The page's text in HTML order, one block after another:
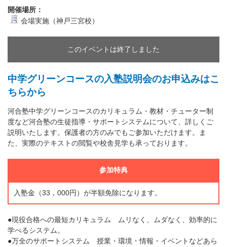
開催場所：
会場実施（神戸三宮校）
このイベントは終了しました
中学グリーンコースの入塾説明会のお申込みはこ
ちらから
河合塾中学グリーンコースのカリキュラム・教材・チューター制
度など河合塾の生徒指導・サポートシステムについて、詳しくご
説明いたします。保護者の方のみでもご参加いただけます。ま
た、実際のテキストの閲覧や校舎見学も承っております。
参加特典
入塾金（33，000円）が半額免除になります。
●現役合格への最短カリキュラム ムリなく、ムダなく、効率的に
学べるシステム。
●万全のサポートシステム 授業・環境・情報・イベントなどあら